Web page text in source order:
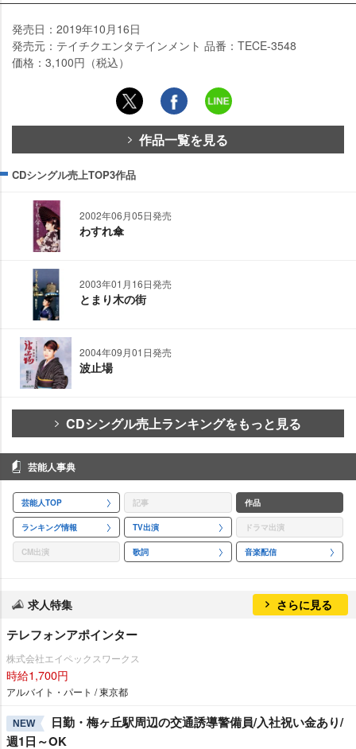
発売日：2019年10月16日
発売元：テイチクエンタテインメント 品番：TECE-3548
価格：3,100円（税込）
作品一覧を見る
CDシングル売上TOP3作品
2002年06月05日発売
わすれ傘
2003年01月16日発売
とまり木の街
2004年09月01日発売
波止場
CDシングル売上ランキングをもっと見る
芸能人事典
芸能人TOP 記事 作品
ランキング情報 TV出演 ドラマ出演
CM出演 歌詞 音楽配信
求人特集 さらに見る
テレフォンアポインター
株式会社エイペックスワークス
時給1,700円
アルバイト・パート / 東京都
NEW
日勤・梅ヶ丘駅周辺の交通誘導警備員/入社祝い金あり/
週1日～OK